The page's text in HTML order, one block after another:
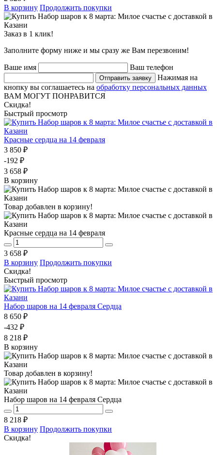
В корзину Продолжить покупки
Заказ в 1 клик!
Заполните форму ниже и мы сразу же Вам перезвоним!
Ваше имя Ваш телефон
Отправить заявку
Нажимая на
кнопку вы соглашаетесь на обработку персональных данных
ВАМ МОГУТ ПОНРАВИТСЯ
Скидка!
Быстрый просмотр
Красные сердца на 14 февраля
3 850 ₽
-192 ₽
3 658 ₽
В корзину
Товар добавлен в корзину!
Красные сердца на 14 февраля
3 658 ₽
В корзину Продолжить покупки
Скидка!
Быстрый просмотр
Набор шаров на 14 февраля Сердца
8 650 ₽
-432 ₽
8 218 ₽
В корзину
Товар добавлен в корзину!
Набор шаров на 14 февраля Сердца
8 218 ₽
В корзину Продолжить покупки
Скидка!